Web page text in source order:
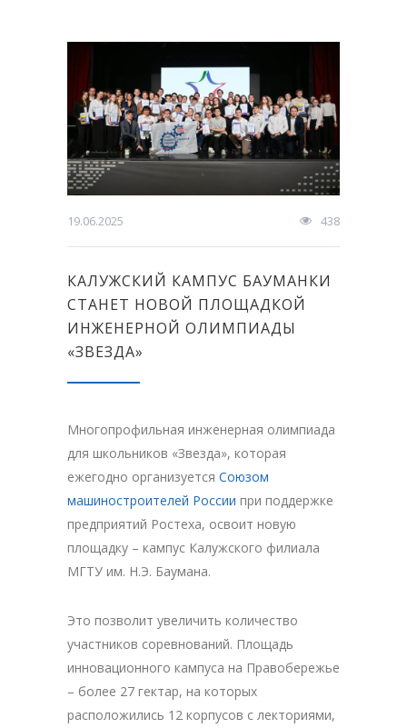
19.06.2025 438
КАЛУЖСКИЙ КАМПУС БАУМАНКИ
СТАНЕТ НОВОЙ ПЛОЩАДКОЙ
ИНЖЕНЕРНОЙ ОЛИМПИАДЫ
«ЗВЕЗДА»
Многопрофильная инженерная олимпиада
для школьников «Звезда», которая
ежегодно организуется Союзом
машиностроителей России при поддержке
предприятий Ростеха, освоит новую
площадку – кампус Калужского филиала
МГТУ им. Н.Э. Баумана.
Это позволит увеличить количество
участников соревнований. Площадь
инновационного кампуса на Правобережье
– более 27 гектар, на которых
расположились 12 корпусов с лекториями,